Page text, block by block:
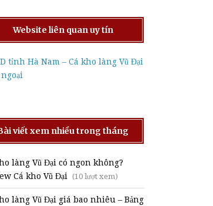
Website liên quan uy tín
tỉnh Hà Nam – Cá kho làng Vũ Đại
viết xem nhiều trong tháng
làng Vũ Đại có ngon không?
Cá kho Vũ Đại (10 lượt xem)
làng Vũ Đại giá bao nhiêu – Bảng